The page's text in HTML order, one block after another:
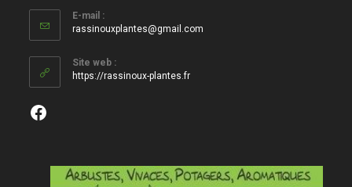
E-mail :
rassinouxplantes@gmail.com
Site web :
https://rassinoux-plantes.fr
Facebook